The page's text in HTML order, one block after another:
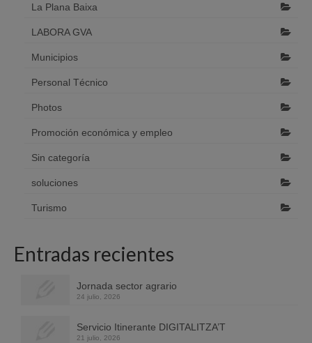
La Plana Baixa
LABORA GVA
Municipios
Personal Técnico
Photos
Promoción económica y empleo
Sin categoría
soluciones
Turismo
Entradas recientes
Jornada sector agrario
24 julio, 2026
Servicio Itinerante DIGITALITZA’T
21 julio, 2026